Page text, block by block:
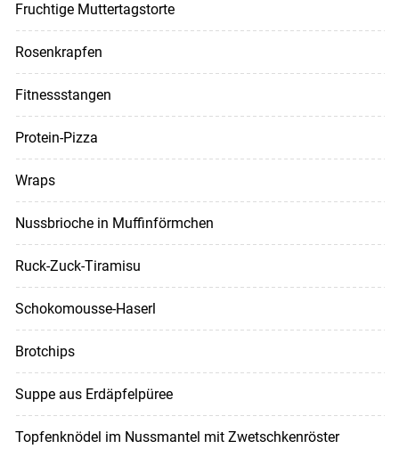
Fruchtige Muttertagstorte
Rosenkrapfen
Fitnessstangen
Protein-Pizza
Wraps
Nussbrioche in Muffinförmchen
Ruck-Zuck-Tiramisu
Schokomousse-Haserl
Brotchips
Suppe aus Erdäpfelpüree
Topfenknödel im Nussmantel mit Zwetschkenröster